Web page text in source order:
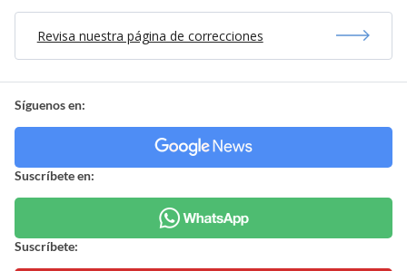
Revisa nuestra página de correcciones
Síguenos en:
Suscríbete en:
Suscríbete: